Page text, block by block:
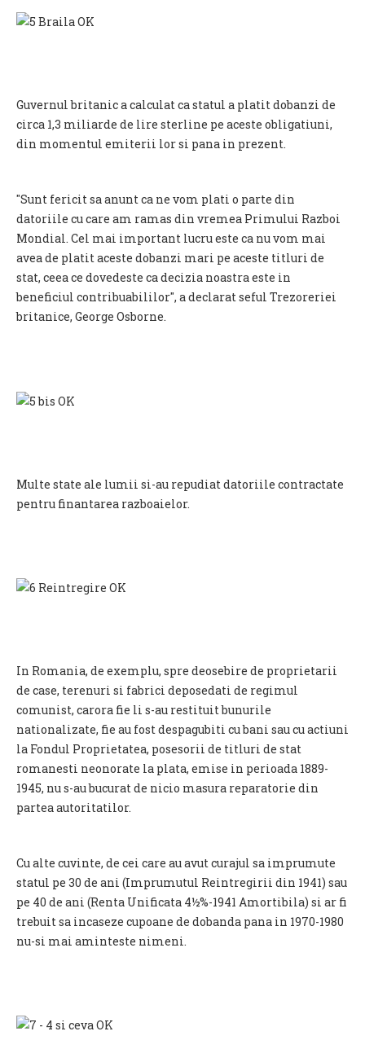
Guvernul britanic a calculat ca statul a platit dobanzi de
circa 1,3 miliarde de lire sterline pe aceste obligatiuni,
din momentul emiterii lor si pana in prezent.
"Sunt fericit sa anunt ca ne vom plati o parte din
datoriile cu care am ramas din vremea Primului Razboi
Mondial. Cel mai important lucru este ca nu vom mai
avea de platit aceste dobanzi mari pe aceste titluri de
stat, ceea ce dovedeste ca decizia noastra este in
beneficiul contribuabililor", a declarat seful Trezoreriei
britanice, George Osborne.
Multe state ale lumii si-au repudiat datoriile contractate
pentru finantarea razboaielor.
In Romania, de exemplu, spre deosebire de proprietarii
de case, terenuri si fabrici deposedati de regimul
comunist, carora fie li s-au restituit bunurile
nationalizate, fie au fost despagubiti cu bani sau cu actiuni
la Fondul Proprietatea, posesorii de titluri de stat
romanesti neonorate la plata, emise in perioada 1889-
1945, nu s-au bucurat de nicio masura reparatorie din
partea autoritatilor.
Cu alte cuvinte, de cei care au avut curajul sa imprumute
statul pe 30 de ani (Imprumutul Reintregirii din 1941) sau
pe 40 de ani (Renta Unificata 4½%-1941 Amortibila) si ar fi
trebuit sa incaseze cupoane de dobanda pana in 1970-1980
nu-si mai aminteste nimeni.